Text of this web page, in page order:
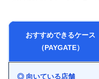
おすすめできるケース
（PAYGATE）
◎ 向いている店舗